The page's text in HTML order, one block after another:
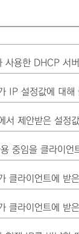
사용한 DHCP 서
IP 설정값에 대해
서 제안받은 설정
중임을 클라이언
클라이언트에 받
클라이언트에 받